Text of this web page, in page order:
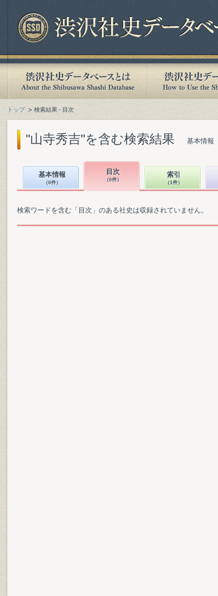
トップ 検索結果 - 目次
"山寺秀吉"を含む検索結果 基本情報
基本情報
（0件）
目次
（0件）
索引
（1件）
検索ワードを含む「目次」のある社史は収録されていません。